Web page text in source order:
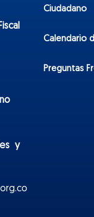
y
Ciudadano
Calendario
Preguntas